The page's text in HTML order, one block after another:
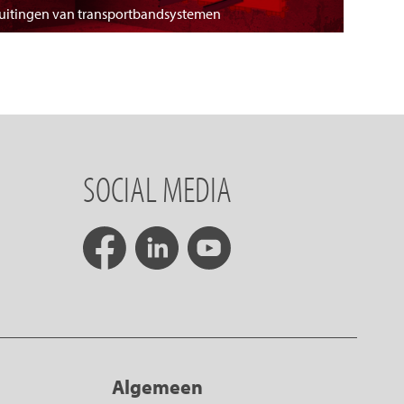
van transportbandsystemen
SOCIAL MEDIA
Algemeen